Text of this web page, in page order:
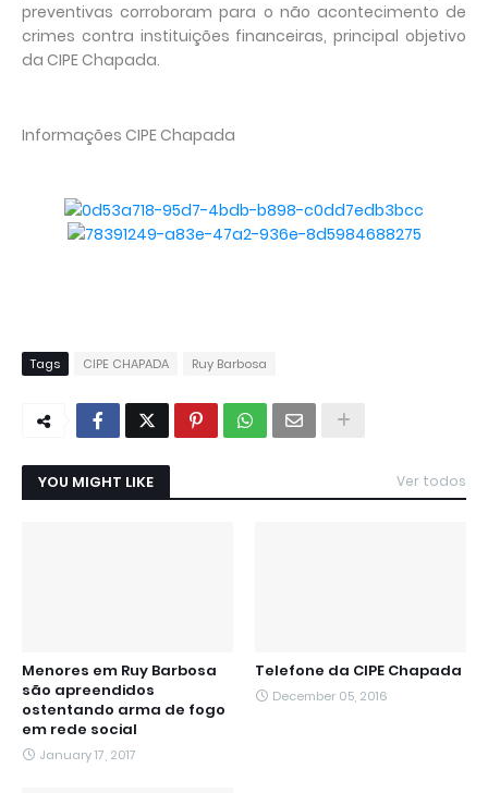
preventivas corroboram para o não acontecimento de
crimes contra instituições financeiras, principal objetivo
da CIPE Chapada.
Informações CIPE Chapada
Tags CIPE CHAPADA Ruy Barbosa
YOU MIGHT LIKE Ver todos
Menores em Ruy Barbosa
são apreendidos
ostentando arma de fogo
em rede social
January 17, 2017
Telefone da CIPE Chapada
December 05, 2016